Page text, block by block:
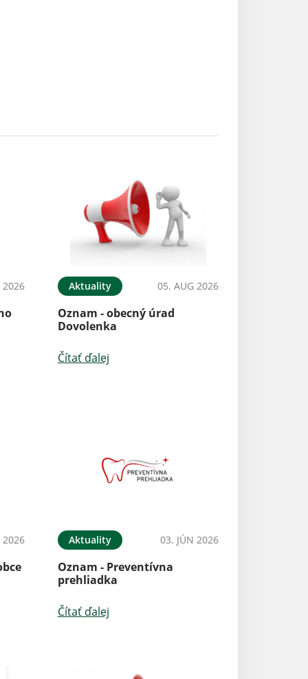
2026 Aktuality 05. AUG 2026
Oznam - obecný úrad
Dovolenka
Čítať ďalej
2026 Aktuality 03. JÚN 2026
Oznam - Preventívna
prehliadka
Čítať ďalej